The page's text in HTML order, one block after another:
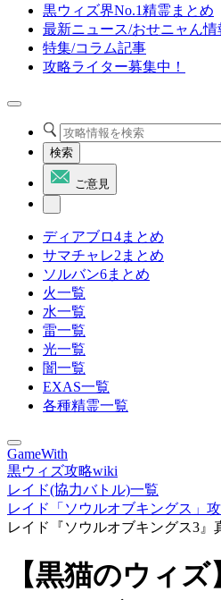
黒ウィズ界No.1精霊まとめ
最新ニュース/おせニャん情
特集/コラム記事
攻略ライター募集中！
検索
ご意見
ディアブロ4まとめ
サマチャレ2まとめ
ソルバン6まとめ
火一覧
水一覧
雷一覧
光一覧
闇一覧
EXAS一覧
各種精霊一覧
GameWith
黒ウィズ攻略wiki
レイド(協力バトル)一覧
レイド「ソウルオブキングス」
レイド『ソウルオブキングス3』
【黒猫のウィ